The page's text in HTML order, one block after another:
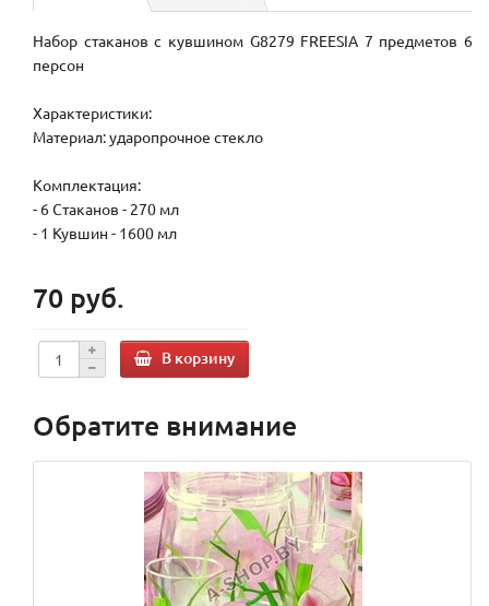
Набор стаканов с кувшином G8279 FREESIA 7 предметов 6
персон
Характеристики:
Материал: ударопрочное стекло
Комплектация:
- 6 Стаканов - 270 мл
- 1 Кувшин - 1600 мл
70 руб.
В корзину
Обратите внимание